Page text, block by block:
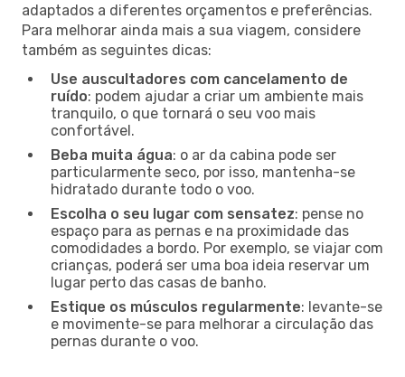
adaptados a diferentes orçamentos e preferências.
Para melhorar ainda mais a sua viagem, considere
também as seguintes dicas:
Use auscultadores com cancelamento de
ruído: podem ajudar a criar um ambiente mais
tranquilo, o que tornará o seu voo mais
confortável.
Beba muita água: o ar da cabina pode ser
particularmente seco, por isso, mantenha-se
hidratado durante todo o voo.
Escolha o seu lugar com sensatez: pense no
espaço para as pernas e na proximidade das
comodidades a bordo. Por exemplo, se viajar com
crianças, poderá ser uma boa ideia reservar um
lugar perto das casas de banho.
Estique os músculos regularmente: levante-se
e movimente-se para melhorar a circulação das
pernas durante o voo.